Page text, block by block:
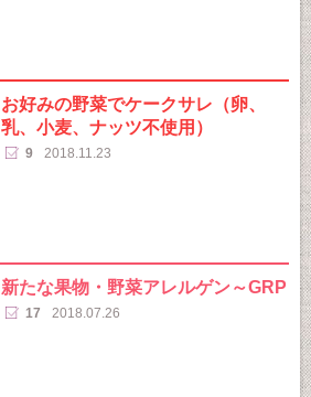
お好みの野菜でケークサレ（卵、
乳、小麦、ナッツ不使用）
9 2018.11.23
新たな果物・野菜アレルゲン～GRP
17 2018.07.26